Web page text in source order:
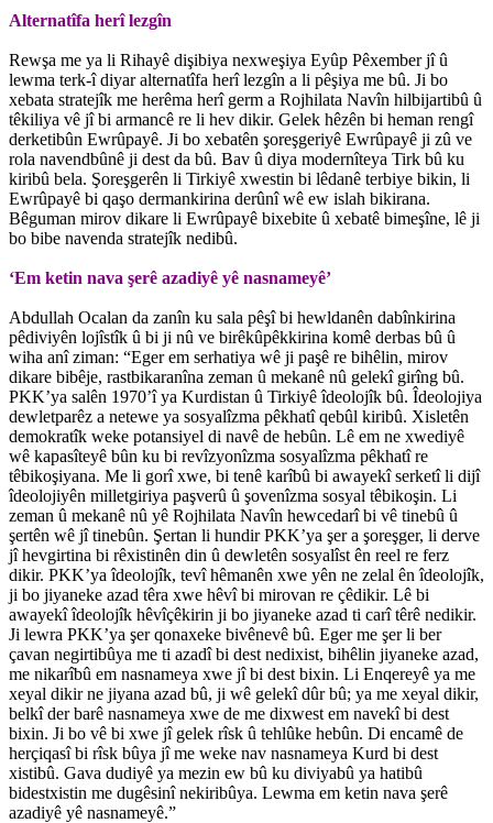
Alternatîfa herî lezgîn
Rewşa me ya li Rihayê dişibiya nexweşiya Eyûp Pêxember jî û
lewma terk-î diyar alternatîfa herî lezgîn a li pêşiya me bû. Ji bo
xebata stratejîk me herêma herî germ a Rojhilata Navîn hilbijartibû û
têkiliya vê jî bi armancê re li hev dikir. Gelek hêzên bi heman rengî
derketibûn Ewrûpayê. Ji bo xebatên şoreşgeriyê Ewrûpayê ji zû ve
rola navendbûnê ji dest da bû. Bav û diya modernîteya Tirk bû ku
kiribû bela. Şoreşgerên li Tirkiyê xwestin bi lêdanê terbiye bikin, li
Ewrûpayê bi qaşo dermankirina derûnî wê ew islah bikirana.
Bêguman mirov dikare li Ewrûpayê bixebite û xebatê bimeşîne, lê ji
bo bibe navenda stratejîk nedibû.
‘Em ketin nava şerê azadiyê yê nasnameyê’
Abdullah Ocalan da zanîn ku sala pêşî bi hewldanên dabînkirina
pêdiviyên lojîstîk û bi ji nû ve birêkûpêkkirina komê derbas bû û
wiha anî ziman: “Eger em serhatiya wê ji paşê re bihêlin, mirov
dikare bibêje, rastbikaranîna zeman û mekanê nû gelekî girîng bû.
PKK’ya salên 1970’î ya Kurdistan û Tirkiyê îdeolojîk bû. Îdeolojiya
dewletparêz a netewe ya sosyalîzma pêkhatî qebûl kiribû. Xisletên
demokratîk weke potansiyel di navê de hebûn. Lê em ne xwediyê
wê kapasîteyê bûn ku bi revîzyonîzma sosyalîzma pêkhatî re
têbikoşiyana. Me li gorî xwe, bi tenê karîbû bi awayekî serketî li dijî
îdeolojiyên milletgiriya paşverû û şovenîzma sosyal têbikoşin. Li
zeman û mekanê nû yê Rojhilata Navîn hewcedarî bi vê tinebû û
şertên wê jî tinebûn. Şertan li hundir PKK’ya şer a şoreşger, li derve
jî hevgirtina bi rêxistinên din û dewletên sosyalîst ên reel re ferz
dikir. PKK’ya îdeolojîk, tevî hêmanên xwe yên ne zelal ên îdeolojîk,
ji bo jiyaneke azad têra xwe hêvî bi mirovan re çêdikir. Lê bi
awayekî îdeolojîk hêvîçêkirin ji bo jiyaneke azad ti carî têrê nedikir.
Ji lewra PKK’ya şer qonaxeke bivênevê bû. Eger me şer li ber
çavan negirtibûya me ti azadî bi dest nedixist, bihêlin jiyaneke azad,
me nikarîbû em nasnameya xwe jî bi dest bixin. Li Enqereyê ya me
xeyal dikir ne jiyana azad bû, ji wê gelekî dûr bû; ya me xeyal dikir,
belkî der barê nasnameya xwe de me dixwest em navekî bi dest
bixin. Ji bo vê bi xwe jî gelek rîsk û tehlûke hebûn. Di encamê de
herçiqasî bi rîsk bûya jî me weke nav nasnameya Kurd bi dest
xistibû. Gava dudiyê ya mezin ew bû ku diviyabû ya hatibû
bidestxistin me dugêsinî nekiribûya. Lewma em ketin nava şerê
azadiyê yê nasnameyê.”